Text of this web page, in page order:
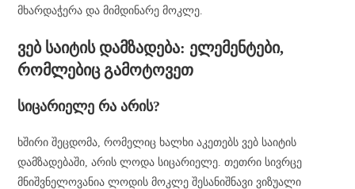
მხარდაჭერა და მიმდინარე მოკლე.
ვებ საიტის დამზადება: ელემენტები,
რომლებიც გამოტოვეთ
სიცარიელე რა არის?
ხშირი შეცდომა, რომელიც ხალხი აკეთებს ვებ საიტის
დამზადებაში, არის ლოდა სიცარიელე. თეთრი სივრცე
მნიშვნელოვანია ლოდის მოკლე შესანიშნავი ვიზუალი